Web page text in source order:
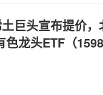
巨头宣布提价
色龙头ETF（